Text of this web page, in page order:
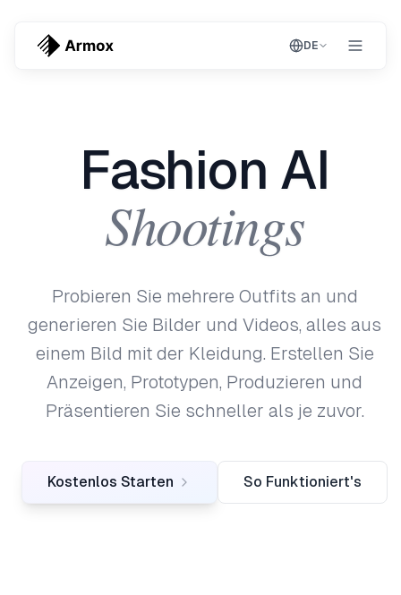
DE
Fashion AI
Shootings
Probieren Sie mehrere Outfits an und
generieren Sie Bilder und Videos, alles aus
einem Bild mit der Kleidung. Erstellen Sie
Anzeigen, Prototypen, Produzieren und
Präsentieren Sie schneller als je zuvor.
Kostenlos Starten So Funktioniert's